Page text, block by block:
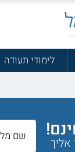
לימודי תעודה
אליך